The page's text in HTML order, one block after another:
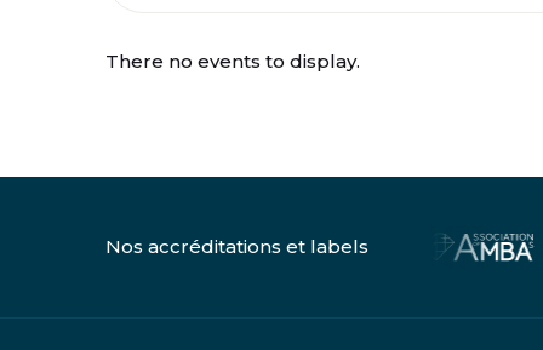
There no events to display.
Nos accréditations et labels